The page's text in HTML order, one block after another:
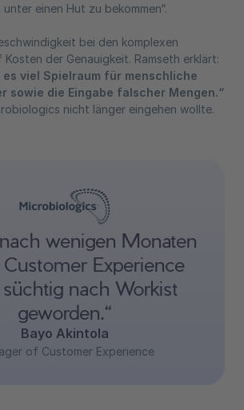
einen Hut zu bekommen“.
bei den komplexen
der Genauigkeit. Ramseth erklärt:
es viel Spielraum für menschliche
sowie die Eingabe falscher Mengen.“
nicht länger eingehen wollte.
wenigen Monaten
Customer Experience
süchtig nach Workist
geworden.“
Bayo Akintola
of Customer Experience